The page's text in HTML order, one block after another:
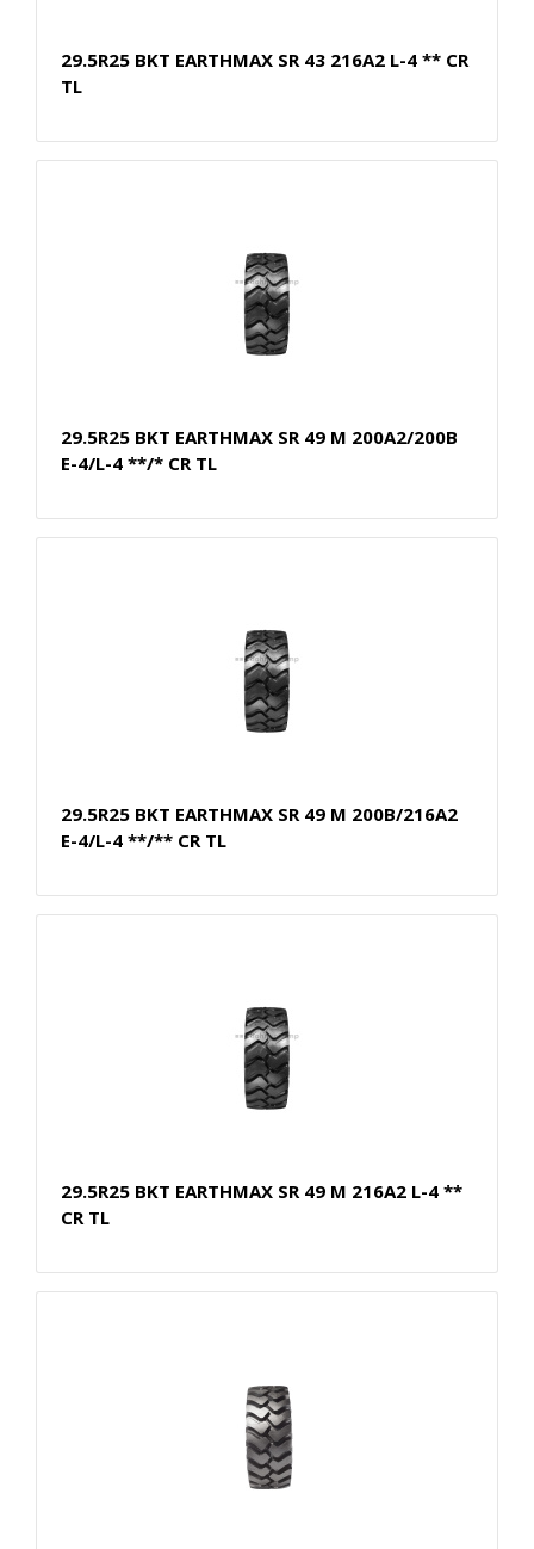
29.5R25 BKT EARTHMAX SR 43 216A2 L-4 ** CR
TL
29.5R25 BKT EARTHMAX SR 49 M 200A2/200B
E-4/L-4 **/* CR TL
29.5R25 BKT EARTHMAX SR 49 M 200B/216A2
E-4/L-4 **/** CR TL
29.5R25 BKT EARTHMAX SR 49 M 216A2 L-4 **
CR TL